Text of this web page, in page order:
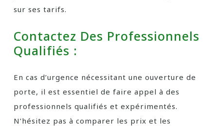
sur ses tarifs.
Contactez Des Professionnels
Qualifiés :
En cas d’urgence nécessitant une ouverture de
porte, il est essentiel de faire appel à des
professionnels qualifiés et expérimentés.
N’hésitez pas à comparer les prix et les